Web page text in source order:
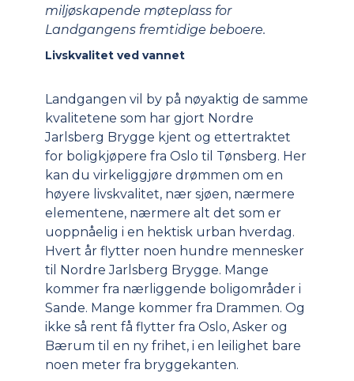
miljøskapende møteplass for
Landgangens fremtidige beboere.
Livskvalitet ved vannet
Landgangen vil by på nøyaktig de samme
kvalitetene som har gjort Nordre
Jarlsberg Brygge kjent og ettertraktet
for boligkjøpere fra Oslo til Tønsberg. Her
kan du virkeliggjøre drømmen om en
høyere livskvalitet, nær sjøen, nærmere
elementene, nærmere alt det som er
uoppnåelig i en hektisk urban hverdag.
Hvert år flytter noen hundre mennesker
til Nordre Jarlsberg Brygge. Mange
kommer fra nærliggende boligområder i
Sande. Mange kommer fra Drammen. Og
ikke så rent få flytter fra Oslo, Asker og
Bærum til en ny frihet, i en leilighet bare
noen meter fra bryggekanten.